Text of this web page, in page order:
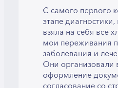
С самого первого
этапе
взяла на себя все
мои переживания
заболевания и
Они организовали
оформление